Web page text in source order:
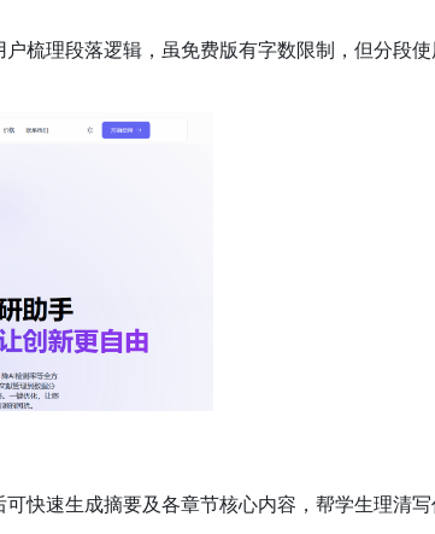
梳理段落逻辑，虽免费版有字数限制，但分段
快速生成摘要及各章节核心内容，帮学生理清